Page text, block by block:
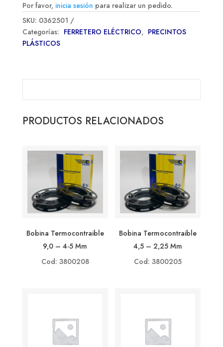
Por favor, inicia sesión para realizar un pedido.
SKU: 0362501
Categorías: FERRETERO ELÉCTRICO, PRECINTOS
PLÁSTICOS
PRODUCTOS RELACIONADOS
Bobina Termocontraible
9,0 – 4-5 Mm
Cod: 3800208
Bobina Termocontraible
4,5 – 2,25 Mm
Cod: 3800205